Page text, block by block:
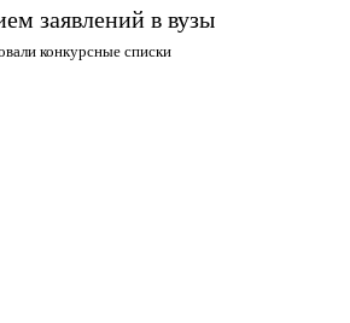
заявлений в вузы
конкурсные списки